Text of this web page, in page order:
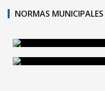
NORMAS MUNICIPALES
NORMAS
VER
APRENDO.